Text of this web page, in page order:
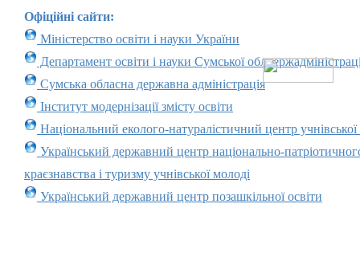
Офіційні сайти:
Міністерство освіти і науки України
Департамент освіти і науки Сумської
Сумська обласна державна адміністрація
Інститут модернізації змісту освіти
Національний еколого-натуралістичний центр учнівської
Український державний центр національно-
краєзнавства і туризму учнівської молоді
Український державний центр позашкільної освіти